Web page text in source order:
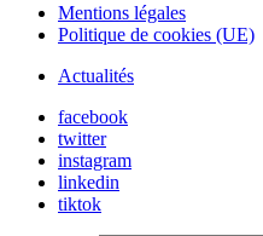
Mentions légales
Politique de cookies (UE)
Actualités
facebook
twitter
instagram
linkedin
tiktok